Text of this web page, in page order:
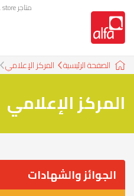
متاجر Alfa store
الصفحة الرئيسية
المركز الإعلامي
المركز الإعلامي
الجوائز والشهادات